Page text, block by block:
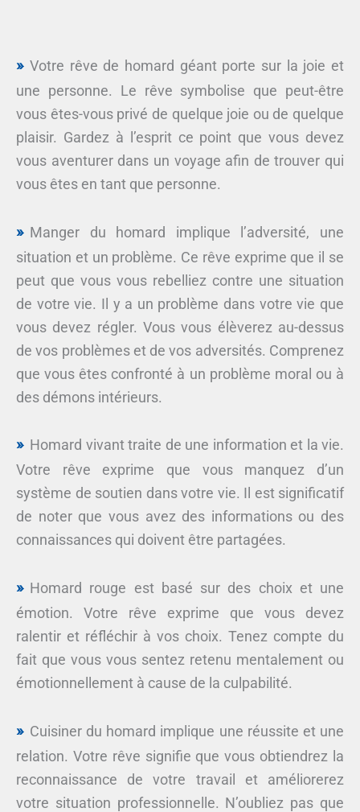
Votre rêve de homard géant porte sur la joie et
une personne. Le rêve symbolise que peut-être
vous êtes-vous privé de quelque joie ou de quelque
plaisir. Gardez à l’esprit ce point que vous devez
vous aventurer dans un voyage afin de trouver qui
vous êtes en tant que personne.
Manger du homard implique l’adversité, une
situation et un problème. Ce rêve exprime que il se
peut que vous vous rebelliez contre une situation
de votre vie. Il y a un problème dans votre vie que
vous devez régler. Vous vous élèverez au-dessus
de vos problèmes et de vos adversités. Comprenez
que vous êtes confronté à un problème moral ou à
des démons intérieurs.
Homard vivant traite de une information et la vie.
Votre rêve exprime que vous manquez d’un
système de soutien dans votre vie. Il est significatif
de noter que vous avez des informations ou des
connaissances qui doivent être partagées.
Homard rouge est basé sur des choix et une
émotion. Votre rêve exprime que vous devez
ralentir et réfléchir à vos choix. Tenez compte du
fait que vous vous sentez retenu mentalement ou
émotionnellement à cause de la culpabilité.
Cuisiner du homard implique une réussite et une
relation. Votre rêve signifie que vous obtiendrez la
reconnaissance de votre travail et améliorerez
votre situation professionnelle. N’oubliez pas que